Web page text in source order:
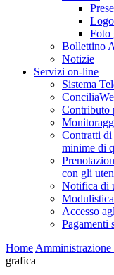
Foto
Bollettino
Notizie
Servizi on-line
Sistema
Contributo
Contratti
minime di
con gli
Notifica di
Modulistica
Accesso
Pagamenti
Home Amministrazione
grafica